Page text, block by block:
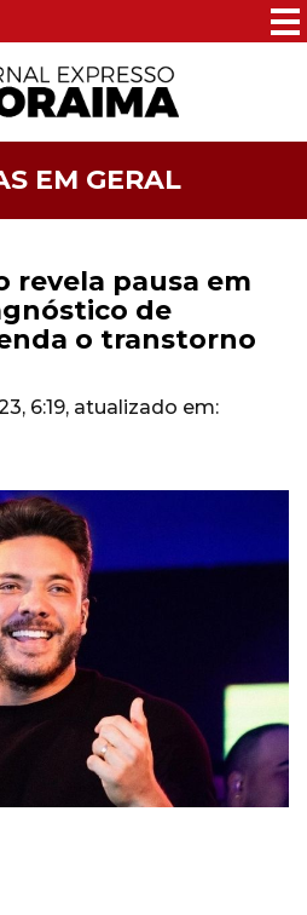
EM GERAL
revela pausa em
de
o transtorno
6:19, atualizado em: